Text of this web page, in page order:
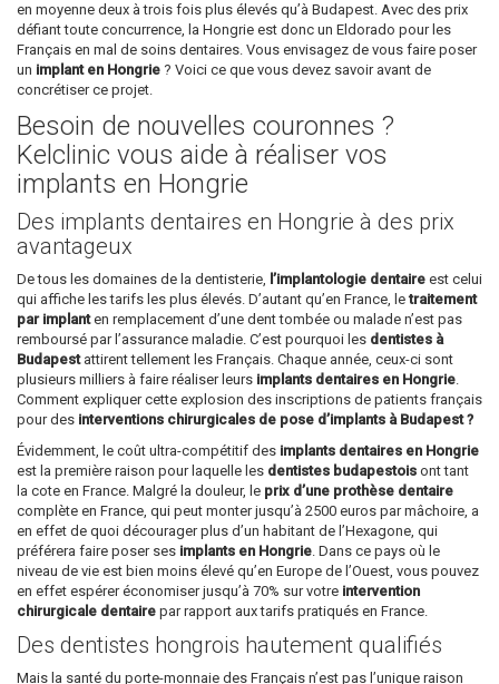
en moyenne deux à trois fois plus élevés qu’à Budapest. Avec des prix
défiant toute concurrence, la Hongrie est donc un Eldorado pour les
Français en mal de soins dentaires. Vous envisagez de vous faire poser
un implant en Hongrie ? Voici ce que vous devez savoir avant de
concrétiser ce projet.
Besoin de nouvelles couronnes ?
Kelclinic vous aide à réaliser vos
implants en Hongrie
Des implants dentaires en Hongrie à des prix
avantageux
De tous les domaines de la dentisterie, l’implantologie dentaire est celui
qui affiche les tarifs les plus élevés. D’autant qu’en France, letraitement
par implanten remplacement d’une dent tombée ou malade n’est pas
remboursé par l’assurance maladie. C’est pourquoi les dentistes à
Budapestattirent tellement les Français. Chaque année, ceux-ci sont
plusieurs milliers à faire réaliser leurs implants dentaires en Hongrie.
Comment expliquer cette explosion des inscriptions de patients français
pour des interventions chirurgicales de pose d’implants à Budapest ?
Évidemment, le coût ultra-compétitif des implants dentaires en Hongrie
est la première raison pour laquelle les dentistes budapestois ont tant
la cote en France. Malgré la douleur, le prix d’une prothèse dentaire
complète en France, qui peut monter jusqu’à 2500 euros par mâchoire, a
en effet de quoi décourager plus d’un habitant de l’Hexagone, qui
préférera faire poser ses implants en Hongrie. Dans ce pays où le
niveau de vie est bien moins élevé qu’en Europe de l’Ouest, vous pouvez
en effet espérer économiser jusqu’à 70% sur votre intervention
chirurgicale dentaire par rapport aux tarifs pratiqués en France.
Des dentistes hongrois hautement qualifiés
Mais la santé du porte-monnaie des Français n’est pas l’unique raison